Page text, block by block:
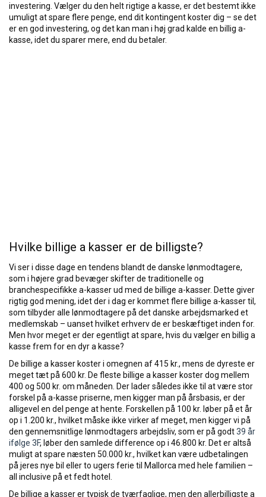
investering. Vælger du den helt rigtige a kasse, er det bestemt ikke
umuligt at spare flere penge, end dit kontingent koster dig – se det
er en god investering, og det kan man i høj grad kalde en billig a-
kasse, idet du sparer mere, end du betaler.
Hvilke billige a kasser er de billigste?
Vi ser i disse dage en tendens blandt de danske lønmodtagere,
som i højere grad bevæger skifter de traditionelle og
branchespecifikke a-kasser ud med de billige a-kasser. Dette giver
rigtig god mening, idet der i dag er kommet flere billige a-kasser til,
som tilbyder alle lønmodtagere på det danske arbejdsmarked et
medlemskab – uanset hvilket erhverv de er beskæftiget inden for.
Men hvor meget er der egentligt at spare, hvis du vælger en billig a
kasse frem for en dyr a kasse?
De billige a kasser koster i omegnen af 415 kr., mens de dyreste er
meget tæt på 600 kr. De fleste billige a kasser koster dog mellem
400 og 500 kr. om måneden. Der lader således ikke til at være stor
forskel på a-kasse priserne, men kigger man på årsbasis, er der
alligevel en del penge at hente. Forskellen på 100 kr. løber på et år
op i 1.200 kr., hvilket måske ikke virker af meget, men kigger vi på
den gennemsnitlige lønmodtagers arbejdsliv, som er på godt39 år
ifølge 3F, løber den samlede difference op i 46.800 kr. Det er altså
muligt at spare næsten 50.000 kr., hvilket kan være udbetalingen
på jeres nye bil eller to ugers ferie til Mallorca med hele familien –
all inclusive på et fedt hotel.
De billige a kasser er typisk de tværfaglige, men den allerbilligste a